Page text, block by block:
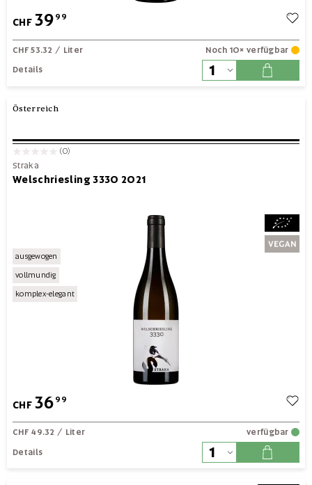
CHF 3999
CHF 53.32 / Liter
Noch 10× verfügbar
Details
Österreich
(0)
Straka
Welschriesling 3330 2021
ausgewogen
vollmundig
komplex-elegant
CHF 3699
CHF 49.32 / Liter
verfügbar
Details